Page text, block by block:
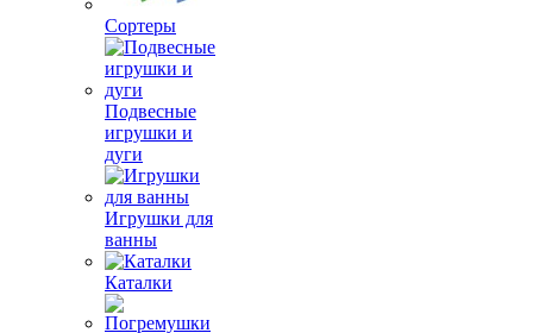
Сортеры
Подвесные
игрушки и
дуги
Игрушки для
ванны
Каталки